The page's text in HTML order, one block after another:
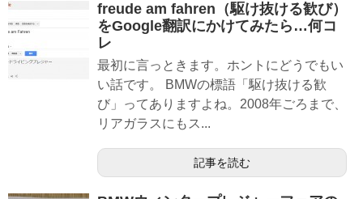
freude am fahren（駆け抜ける歓び）
をGoogle翻訳にかけてみたら…何コ
レ
最初に言っときます。ホントにどうでもい
い話です。 BMWの標語「駆け抜ける歓
び」ってありますよね。2008年ごろまで、
リアガラスにもス...
記事を読む